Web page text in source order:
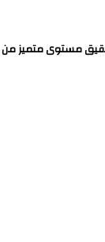
مستوى متميز من